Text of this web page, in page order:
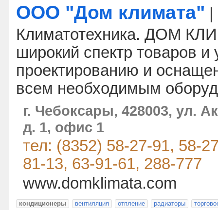
ООО "Дом климата"
Климатотехника. ДОМ
широкий спектр товаров и
проектированию и
всем необходимым
г. Чебоксары, 428003, ул.
д. 1, офис 1
тел: (8352) 58-27-91, 58-
81-13, 63-91-61, 288-777
www.domklimata.com
кондиционеры вентиляция отпление радиаторы